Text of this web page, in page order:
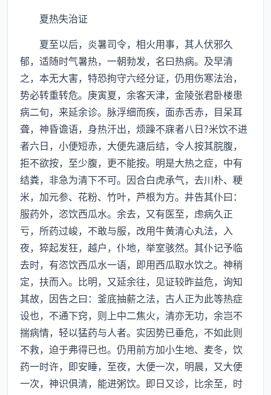
夏热失治证
夏至以后，炎暑司令，相火用事，其人伏邪久
郁，适随时气暑热，一朝勃发，名曰热病。及早清
之，本无大害，特恐拘守六经分证，仍用伤寒法治，
势必转重转危。庚寅夏，余客天津，金陵张君卧楼患
病二旬，来延余诊。脉浮细而疾，面赤舌赤，目呆耳
聋，神昏谵语，身热汗出，烦躁不寐者八日?米饮不进
者六日，小便短赤，大便先溏后结，令人按其脘腹，
拒不欲按，至少腹，更不能按。明是大热之症，中有
结粪，非急为清下不可。因合白虎承气，去川朴、粳
米，加元参、花粉、竹叶，芦根为方。井告其仆曰：
服药外，恣饮西瓜水。余去，又有医至，虑病久正
亏，所药过峻，不敢与服，改用牛黄清心丸法，入
夜，猝起发狂，越户，仆地，举室骇然。其仆记予临
去时，有恣饮西瓜水一语，即用西瓜取水饮之。神稍
定，扶而入。比明，又延余往，见证较昨益危，询知
其故，因告之曰：釜底抽薪之法，古人正为此等热症
设也，不通下窍，则上中二焦火，清亦无功，余岂不
揣病情，轻以猛药与人者。实因势已垂危，不如此则
不救，迫于弗得已也。仍用前方加小生地、麦冬，饮
药一时许，即安睡，至夜，大便一次，明晨，又大便
一次，神识俱清，能进粥饮。即日又诊，比余至，时